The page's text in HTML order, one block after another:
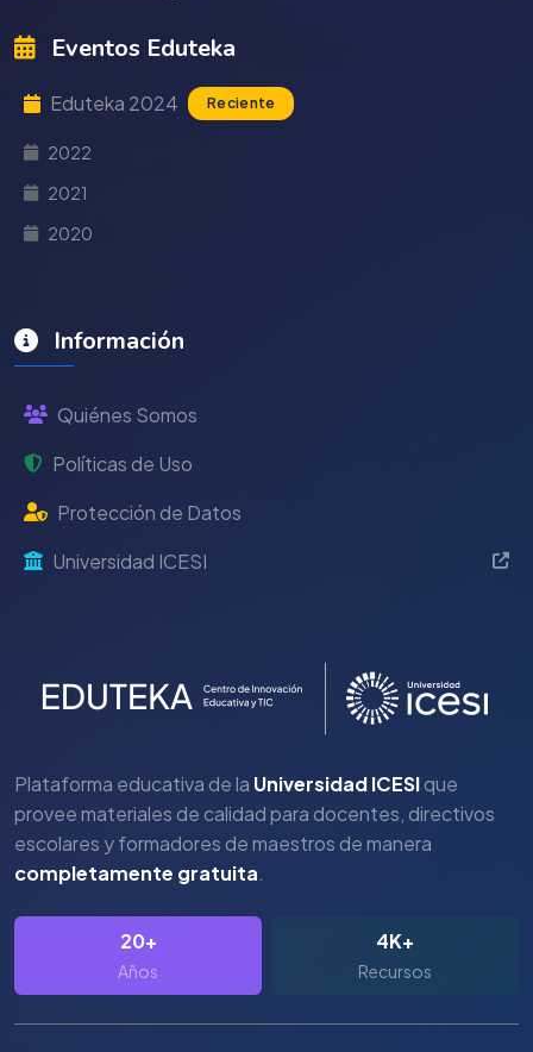
Eventos Eduteka
Eduteka 2024 Reciente
2022
2021
2020
Información
Quiénes Somos
Políticas de Uso
Protección de Datos
Universidad ICESI
Plataforma educativa de la Universidad ICESIque
provee materiales de calidad para docentes, directivos
escolares y formadores de maestros de manera
completamente gratuita.
20+
Años
4K+
Recursos